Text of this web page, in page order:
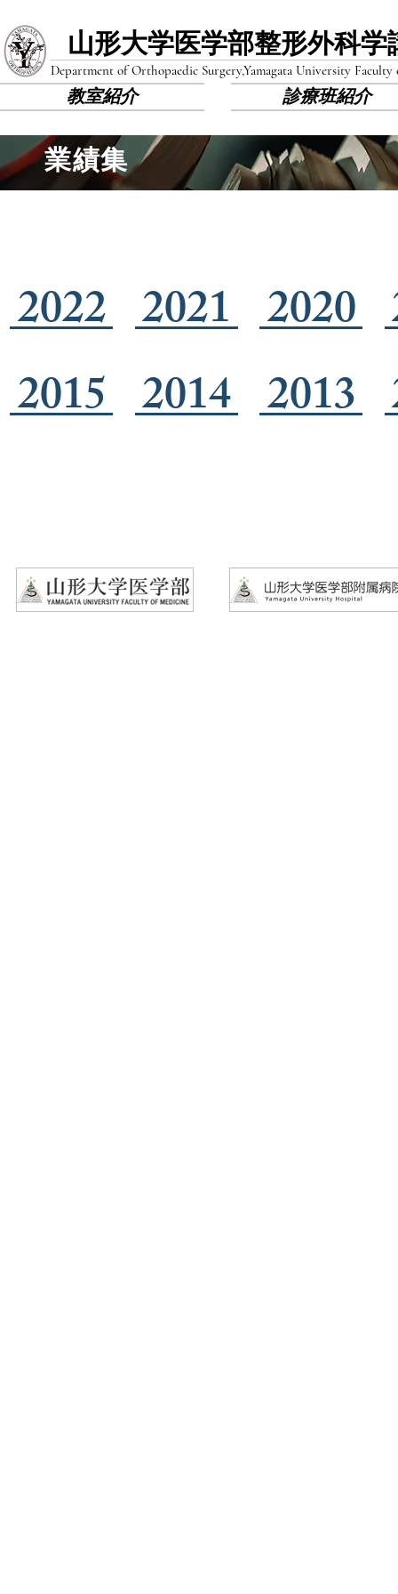
山形大学医学部​整形外科学
Department of Orthopaedic Surgery,Yamagata University
教室紹介 診療班紹介
​業績集
2022
2015
2021
2014
2020
2013